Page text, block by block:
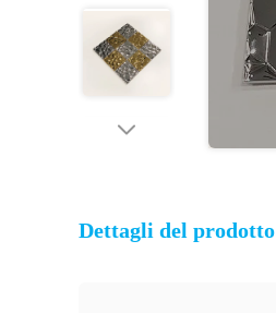
Dettagli del prodotto